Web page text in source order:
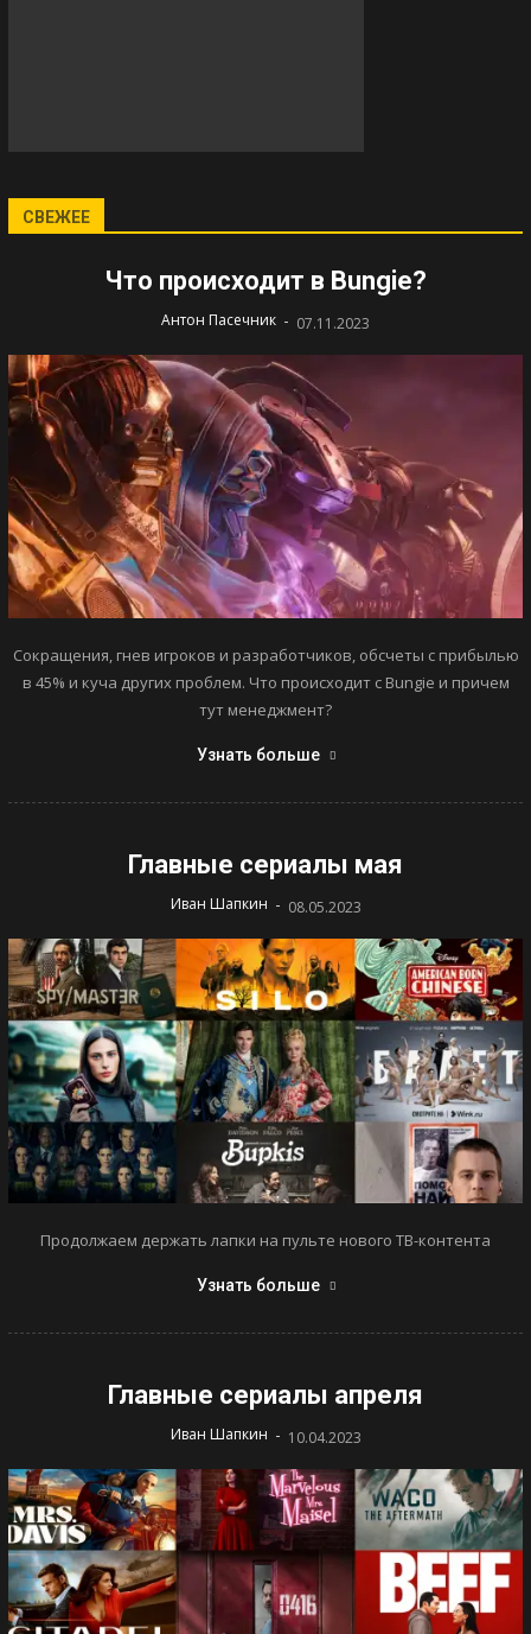
СВЕЖЕЕ
Что происходит в Bungie?
Антон Пасечник - 07.11.2023
Сокращения, гнев игроков и разработчиков, обсчеты с прибылью
в 45% и куча других проблем. Что происходит с Bungie и причем
тут менеджмент?
Узнать больше
Главные сериалы мая
Иван Шапкин - 08.05.2023
Продолжаем держать лапки на пульте нового ТВ-контента
Узнать больше
Главные сериалы апреля
Иван Шапкин - 10.04.2023